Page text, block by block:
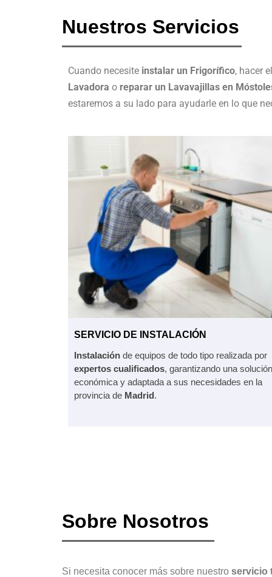
Nuestros Servicios
Cuando necesite instalar un Frigorífico, hacer el
Lavadora o reparar un Lavavajillas en
estaremos a su lado para ayudarle en lo que
SERVICIO DE INSTALACIÓN
Instalación de equipos de todo tipo realizada por
expertos cualificados, garantizando una solución
económica y adaptada a sus necesidades en la
provincia de Madrid.
Sobre Nosotros
Si necesita conocer más sobre nuestro servicio